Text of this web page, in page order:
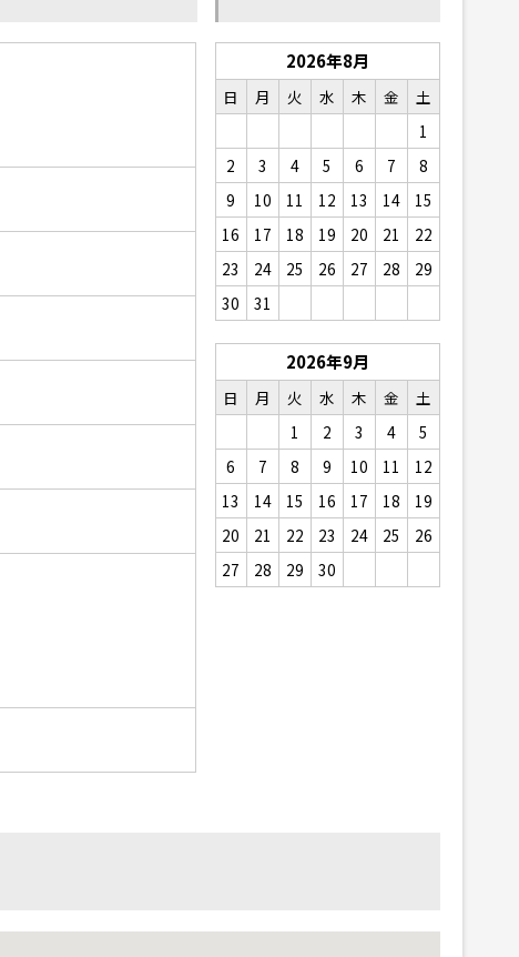
2026年8月
日 月 火 水 木 金
土
1
2
3 4 5 6 7
8
9
10 11 12 13 14
15
16
17 18 19 20 21
22
23
24 25 26 27 28
29
30
31
2026年9月
日 月 火 水 木 金
土
1
2 3 4
5
6
7 8 9 10 11
12
13
14 15 16 17 18
19
20
21 22 23 24 25
26
27
28 29 30